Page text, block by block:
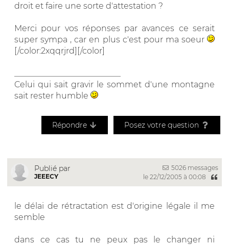
droit et faire une sorte d'attestation ?
Merci pour vos réponses par avances ce serait
super sympa , car en plus c'est pour ma soeur
[/color:2xqqrjrd][/color]
Celui qui sait gravir le sommet d'une montagne
sait rester humble
Répondre Posez votre question
Publié par
JEEECY
5026 messages
le 22/12/2005 à 00:08
le délai de rétractation est d'origine légale il me
semble
dans ce cas tu ne peux pas le changer ni